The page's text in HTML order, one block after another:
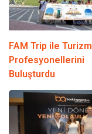
FAM Trip ile Turizm
Profesyonellerini
Buluşturdu